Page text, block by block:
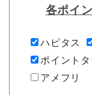
各ポイ
ハピタス
ポイント
アメフリ